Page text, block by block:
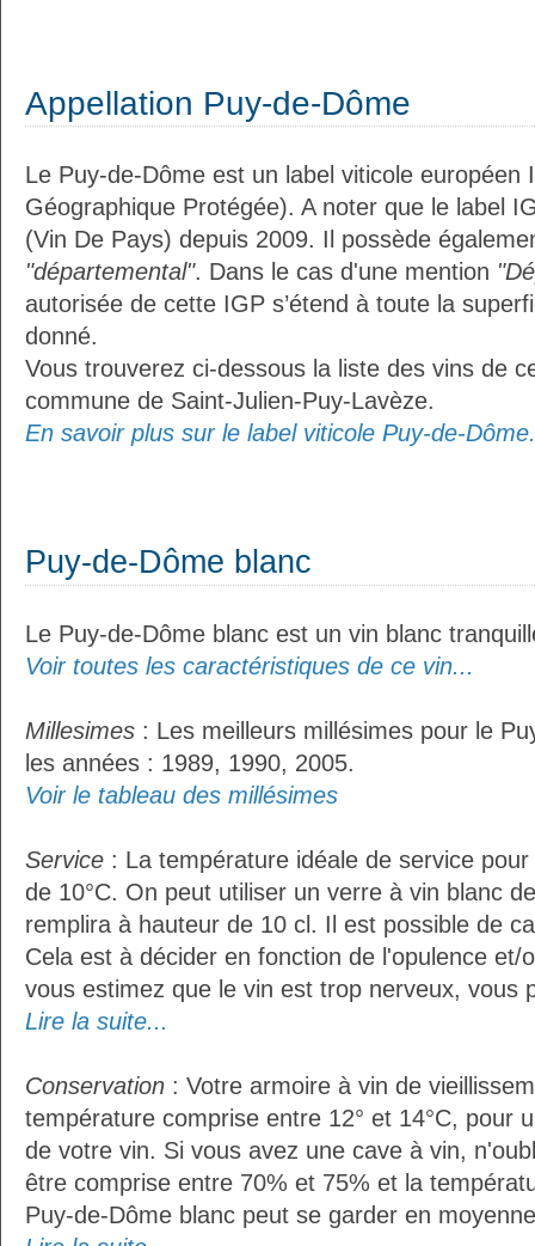
Appellation Puy-de-Dôme
Le Puy-de-Dôme est un label viticole européen
Géographique Protégée). A noter que le label
(Vin De Pays) depuis 2009. Il possède
"départemental". Dans le cas d'une mention
autorisée de cette IGP s’étend à toute la
donné.
Vous trouverez ci-dessous la liste des vins de
commune de Saint-Julien-Puy-Lavèze.
En savoir plus sur le label viticole Puy-de-
Puy-de-Dôme blanc
Le Puy-de-Dôme blanc est un vin blanc
Voir toutes les caractéristiques de ce vin...
Millesimes : Les meilleurs millésimes pour le
les années : 1989, 1990, 2005.
Voir le tableau des millésimes
Service : La température idéale de service
de 10°C. On peut utiliser un verre à vin blanc
remplira à hauteur de 10 cl. Il est possible de
Cela est à décider en fonction de l'opulence et/
vous estimez que le vin est trop nerveux, vous
Lire la suite...
Conservation : Votre armoire à vin de
température comprise entre 12° et 14°C, pour
de votre vin. Si vous avez une cave à vin,
être comprise entre 70% et 75% et la
Puy-de-Dôme blanc peut se garder en